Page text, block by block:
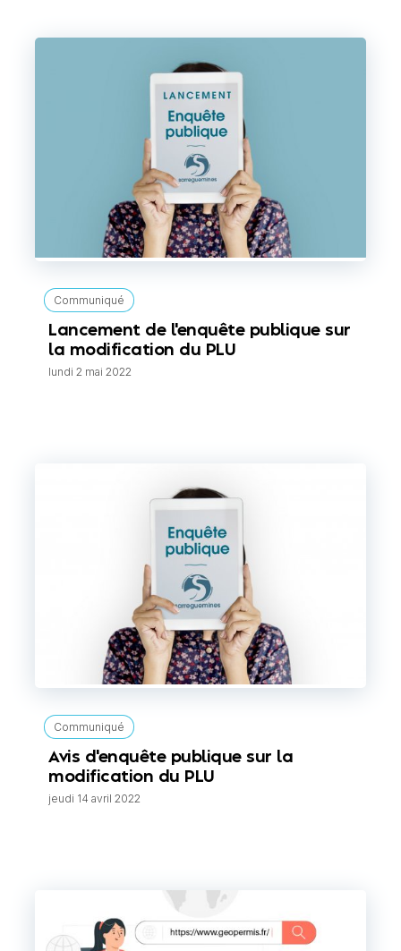
Communiqué
Lancement de l'enquête publique sur
la modification du PLU
lundi 2 mai 2022
Communiqué
Avis d'enquête publique sur la
modification du PLU
jeudi 14 avril 2022